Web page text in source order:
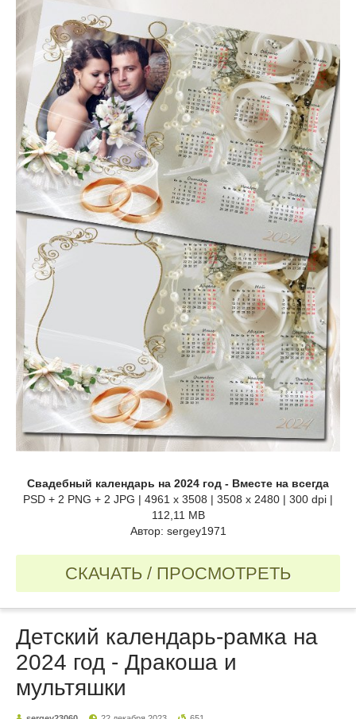
Свадебный календарь на 2024 год - Вместе на всегда
PSD + 2 PNG + 2 JPG | 4961 x 3508 | 3508 x 2480 | 300 dpi |
112,11 MB
Автор: sergey1971
СКАЧАТЬ / ПРОСМОТРЕТЬ
Детский календарь-рамка на
2024 год - Дракоша и
мультяшки